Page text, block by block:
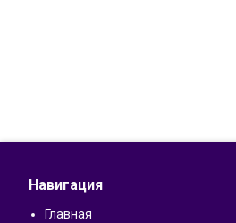
Навигация
Главная